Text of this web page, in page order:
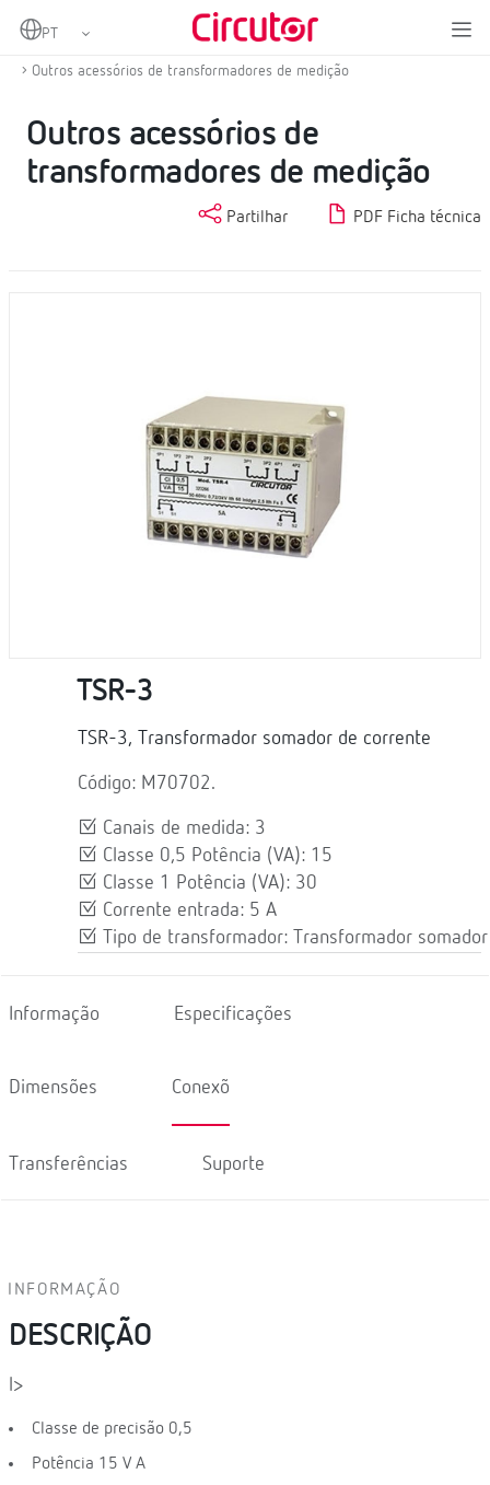
Home
Medição e controlo
Outros acessórios de transformadores de medição
Outros acessórios de
transformadores de medição
Partilhar PDF Ficha técnica
TSR-3
TSR-3, Transformador somador de corrente
Código: M70702.
Canais de medida: 3
Classe 0,5 Potência (VA): 15
Classe 1 Potência (VA): 30
Corrente entrada: 5 A
Tipo de transformador: Transformador somador
Informação Especificações
Dimensões Conexõ
Transferências Suporte
INFORMAÇÃO
DESCRIÇÃO
l>
Classe de precisão 0,5
Potência 15 V A